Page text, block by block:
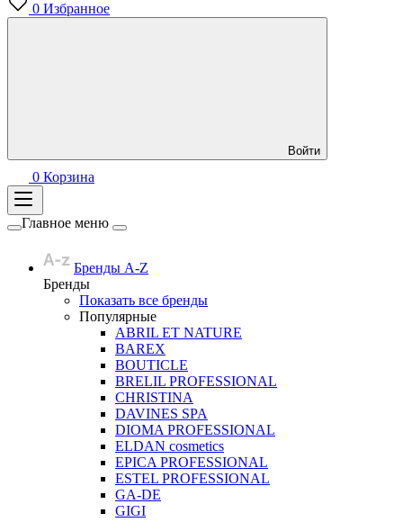
0 Избранное
Войти
0 Корзина
Главное меню
Бренды A-Z
Бренды
Показать все бренды
Популярные
ABRIL ET NATURE
BAREX
BOUTICLE
BRELIL PROFESSIONAL
CHRISTINA
DAVINES SPA
DIOMA PROFESSIONAL
ELDAN cosmetics
EPICA PROFESSIONAL
ESTEL PROFESSIONAL
GA-DE
GIGI